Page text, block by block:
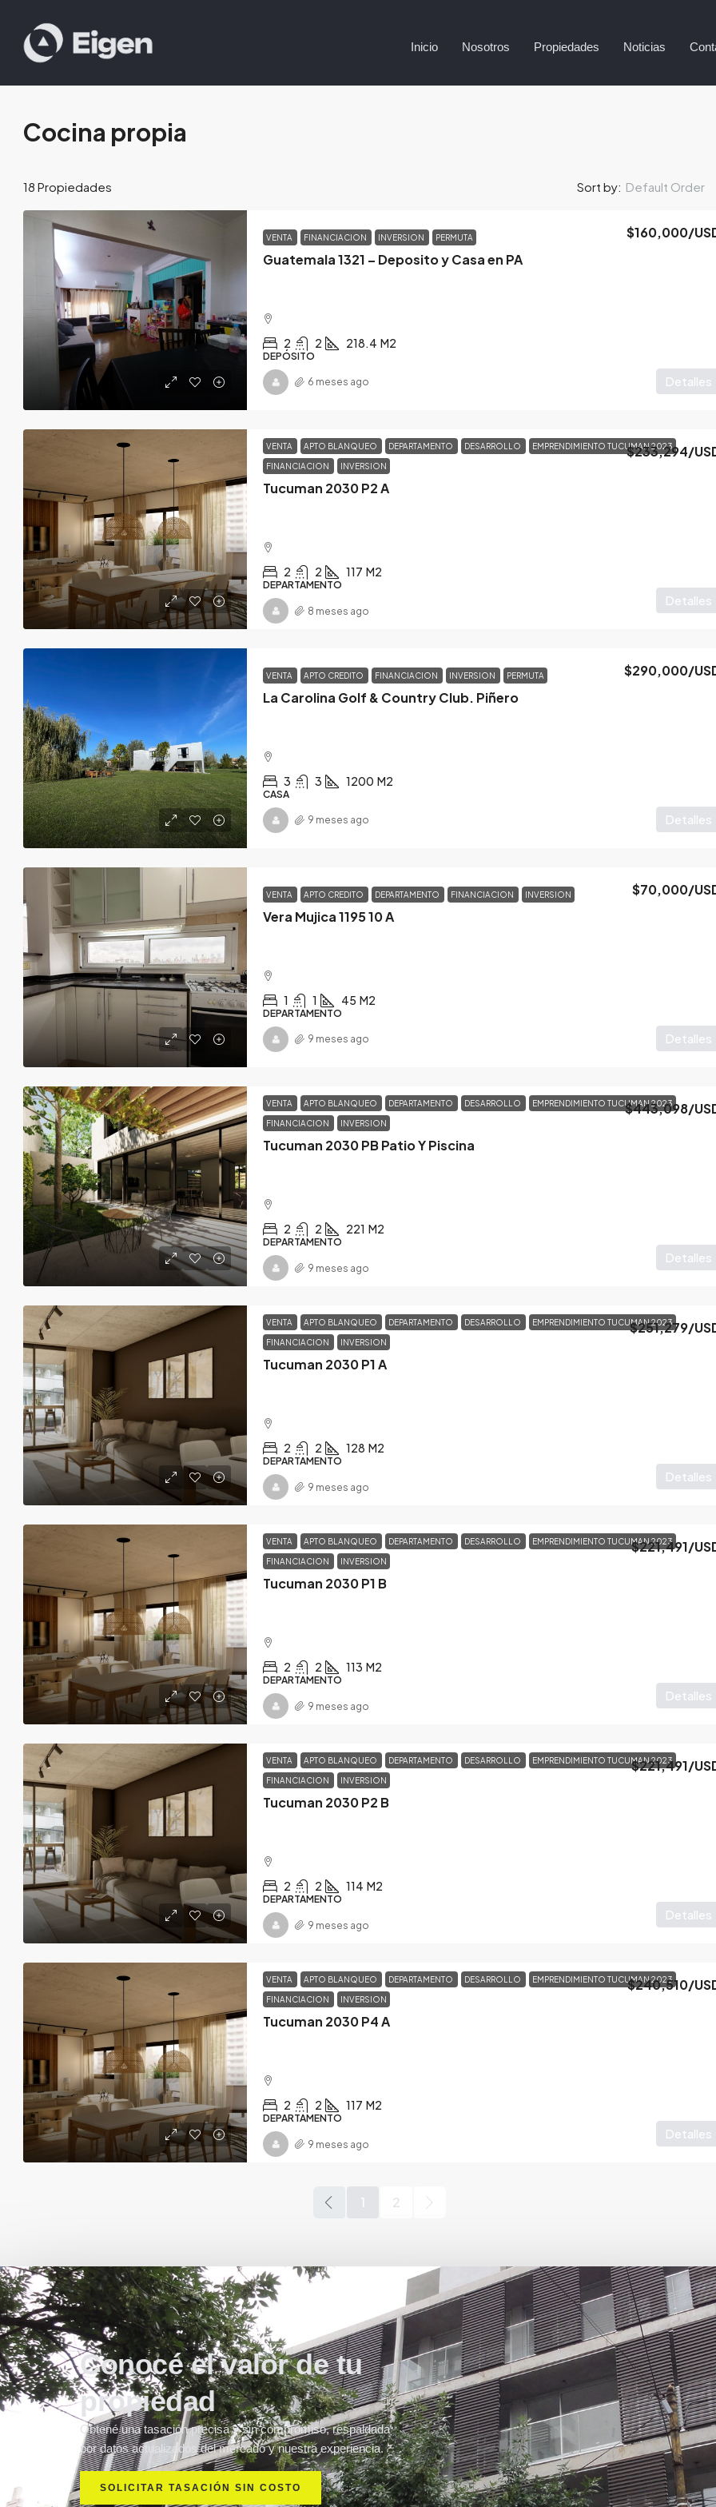
Inicio Nosotros Propiedades Noticias
Cocina propia
18 Propiedades Sort by: Default Order
VENTA FINANCIACION INVERSION PERMUTA
Guatemala 1321 – Deposito y Casa en PA
$160,000/
2 2 218.4 M2
DEPÓSITO
Detalles
6 meses ago
VENTA APTO BLANQUEO DEPARTAMENTO DESARROLLO EMPRENDIMIENTO TUCUMAN 2023
FINANCIACION INVERSION
Tucuman 2030 P2 A
$233,294/
2 2 117 M2
DEPARTAMENTO
Detalles
8 meses ago
VENTA APTO CREDITO FINANCIACION INVERSION PERMUTA
La Carolina Golf & Country Club. Piñero
$290,000/
3 3 1200 M2
CASA
Detalles
9 meses ago
VENTA APTO CREDITO DEPARTAMENTO FINANCIACION INVERSION
Vera Mujica 1195 10 A
$70,000/
1 1 45 M2
DEPARTAMENTO
Detalles
9 meses ago
VENTA APTO BLANQUEO DEPARTAMENTO DESARROLLO EMPRENDIMIENTO TUCUMAN 2023
FINANCIACION INVERSION
Tucuman 2030 PB Patio Y Piscina
$443,098/
2 2 221 M2
DEPARTAMENTO
Detalles
9 meses ago
VENTA APTO BLANQUEO DEPARTAMENTO DESARROLLO EMPRENDIMIENTO TUCUMAN 2023
FINANCIACION INVERSION
Tucuman 2030 P1 A
$251,279/
2 2 128 M2
DEPARTAMENTO
Detalles
9 meses ago
VENTA APTO BLANQUEO DEPARTAMENTO DESARROLLO EMPRENDIMIENTO TUCUMAN 2023
FINANCIACION INVERSION
Tucuman 2030 P1 B
$221,491/
2 2 113 M2
DEPARTAMENTO
Detalles
9 meses ago
VENTA APTO BLANQUEO DEPARTAMENTO DESARROLLO EMPRENDIMIENTO TUCUMAN 2023
FINANCIACION INVERSION
Tucuman 2030 P2 B
$221,491/
2 2 114 M2
DEPARTAMENTO
Detalles
9 meses ago
VENTA APTO BLANQUEO DEPARTAMENTO DESARROLLO EMPRENDIMIENTO TUCUMAN 2023
FINANCIACION INVERSION
Tucuman 2030 P4 A
$240,510/
2 2 117 M2
DEPARTAMENTO
Detalles
9 meses ago
1 2
Conocé el valor de tu
propiedad
Obtené una tasación precisa y sin compromiso, respaldada
por datos actualizados del mercado y nuestra experiencia.
SOLICITAR TASACIÓN SIN COSTO